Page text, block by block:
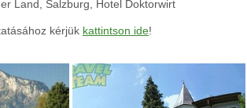
Land, Salzburg, Hotel Doktorwirt
kérjük kattintson ide!